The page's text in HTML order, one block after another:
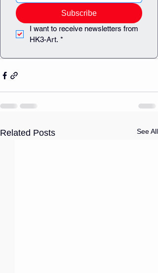
Subscribe
I want to receive newsletters from
HK3-Art. *
Related Posts See All